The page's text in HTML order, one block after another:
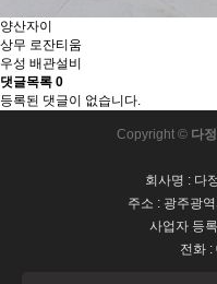
양산자이
상무 로잔티움
우성 배관설비
댓글목록 0
등록된 댓글이 없습니다.
Copyright © 다
회사명 : 다
주소 : 광주광
사업자 등
전화